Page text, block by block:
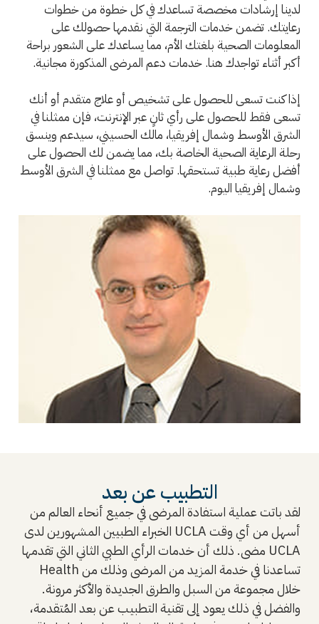
لدينا إرشادات مخصصة تساعدك في كل خطوة من خطوات
رعايتك. تضمن خدمات الترجمة التي نقدمها حصولك على
المعلومات الصحية بلغتك الأم، مما يساعدك على الشعور براحة
أكبر أثناء تواجدك هنا. خدمات دعم المرضى المذكورة مجانية.
إذا كنت تسعى للحصول على تشخيص أو علاج متقدم أو أنك
تسعى فقط للحصول على رأي ثانٍ عبر الإنترنت، فإن ممثلنا في
الشرق الأوسط وشمال إفريقيا، مالك الحسيني، سيدعم وينسق
رحلة الرعاية الصحية الخاصة بك، مما يضمن لك الحصول على
أفضل رعاية طبية تستحقها. تواصل مع ممثلنا في الشرق الأوسط
وشمال إفريقيا اليوم.
التطبيب عن بعد
لقد باتت عملية استفادة المرضى في جميع أنحاء العالم من
الخبراء الطبيين المشهورين لدى UCLA أسهل من أي وقت
مضى. ذلك أن خدمات الرأي الطبي الثاني التي تقدمها UCLA
Health تساعدنا في خدمة المزيد من المرضى وذلك من
خلال مجموعة من السبل والطرق الجديدة والأكثر مرونة.
والفضل في ذلك يعود إلى تقنية التطبيب عن بعد المُتقدمة،